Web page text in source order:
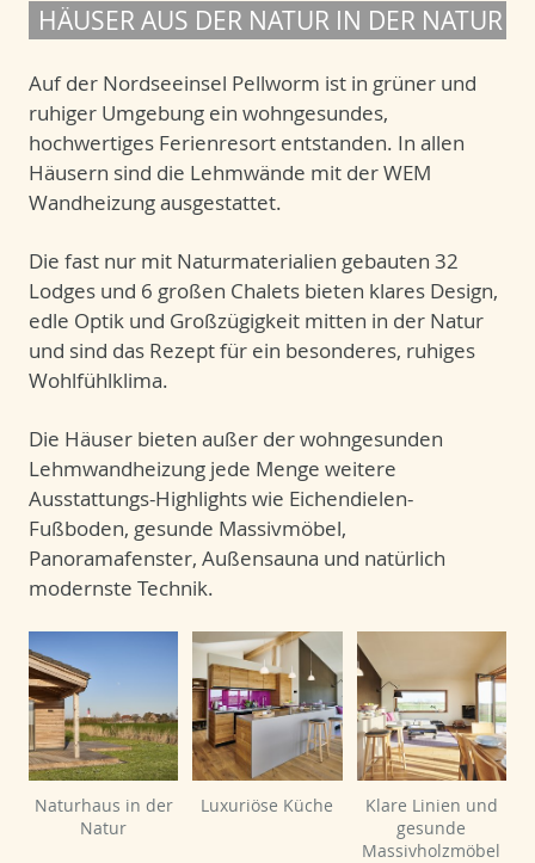
HÄUSER AUS DER NATUR IN DER NATUR
Auf der Nordseeinsel Pellworm ist in grüner und
ruhiger Umgebung ein wohngesundes,
hochwertiges Ferienresort entstanden. In allen
Häusern sind die Lehmwände mit der WEM
Wandheizung ausgestattet.
Die fast nur mit Naturmaterialien gebauten 32
Lodges und 6 großen Chalets bieten klares Design,
edle Optik und Großzügigkeit mitten in der Natur
und sind das Rezept für ein besonderes, ruhiges
Wohlfühlklima.
Die Häuser bieten außer der wohngesunden
Lehmwandheizung jede Menge weitere
Ausstattungs-Highlights wie Eichendielen-
Fußboden, gesunde Massivmöbel,
Panoramafenster, Außensauna und natürlich
modernste Technik.
Naturhaus in der
Natur
Luxuriöse Küche
Klare Linien und
gesunde
Massivholzmöbel